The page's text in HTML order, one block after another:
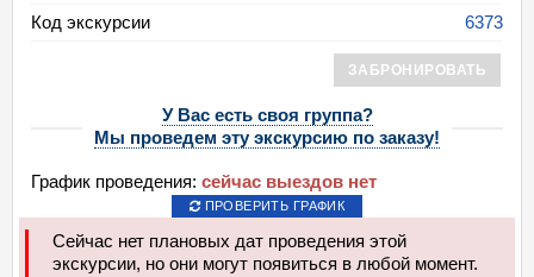
Код экскурсии 6373
ЗАБРОНИРОВАТЬ
У Вас есть своя группа?
Мы проведем эту экскурсию по заказу!
График проведения: сейчас выездов нет
ПРОВЕРИТЬ ГРАФИК
Сейчас нет плановых дат проведения этой
экскурсии, но они могут появиться в любой момент.